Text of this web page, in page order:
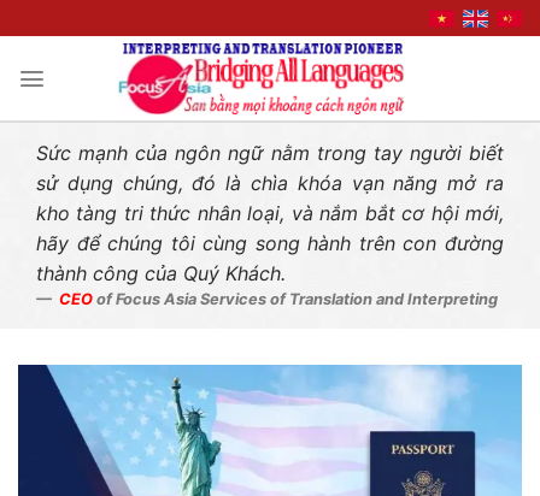
Sức mạnh của ngôn ngữ nằm trong tay người biết
sử dụng chúng, đó là chìa khóa vạn năng mở ra
kho tàng tri thức nhân loại, và nắm bắt cơ hội mới,
hãy để chúng tôi cùng song hành trên con đường
thành công của Quý Khách.
CEO of Focus Asia Services of Translation and Interpreting